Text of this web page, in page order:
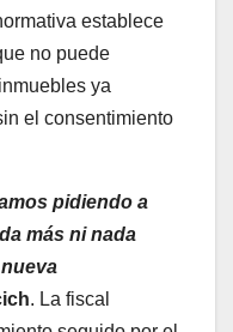
establece
no puede
ya
el consentimiento
pidiendo a
más ni nada
. La fiscal